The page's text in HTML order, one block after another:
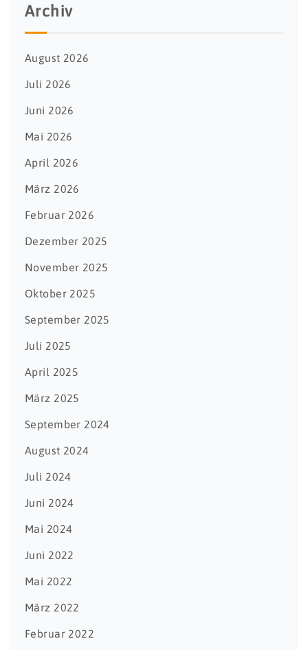
Archiv
August 2026
Juli 2026
Juni 2026
Mai 2026
April 2026
März 2026
Februar 2026
Dezember 2025
November 2025
Oktober 2025
September 2025
Juli 2025
April 2025
März 2025
September 2024
August 2024
Juli 2024
Juni 2024
Mai 2024
Juni 2022
Mai 2022
März 2022
Februar 2022